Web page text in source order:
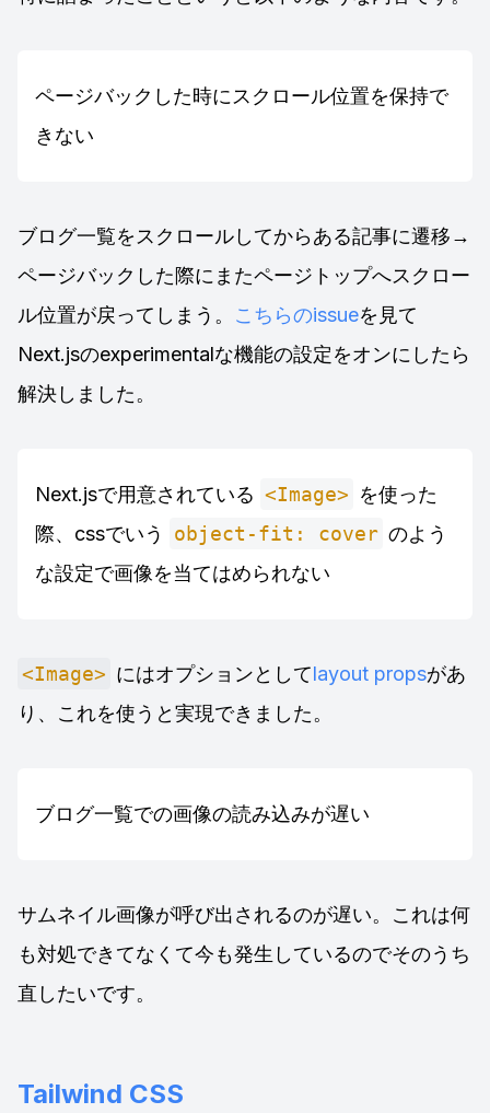
ページバックした時にスクロール位置を保持で
きない
ブログ一覧をスクロールしてからある記事に遷移→
ページバックした際にまたページトップへスクロー
ル位置が戻ってしまう。 こちらのissueを見て
Next.jsのexperimentalな機能の設定をオンにしたら
解決しました。
Next.jsで用意されている <Image> を使った
際、cssでいう
object-fit: cover のよう
な設定で画像を当てはめられない
<Image> にはオプションとしてlayout propsがあ
り、これを使うと実現できました。
ブログ一覧での画像の読み込みが遅い
サムネイル画像が呼び出されるのが遅い。これは何
も対処できてなくて今も発生しているのでそのうち
直したいです。
Tailwind CSS